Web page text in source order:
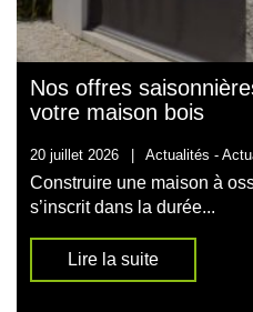
Nos offres
votre maison bois
20 juillet 2026 Actualités -
Construire une maison à
s’inscrit dans la durée...
Lire la suite